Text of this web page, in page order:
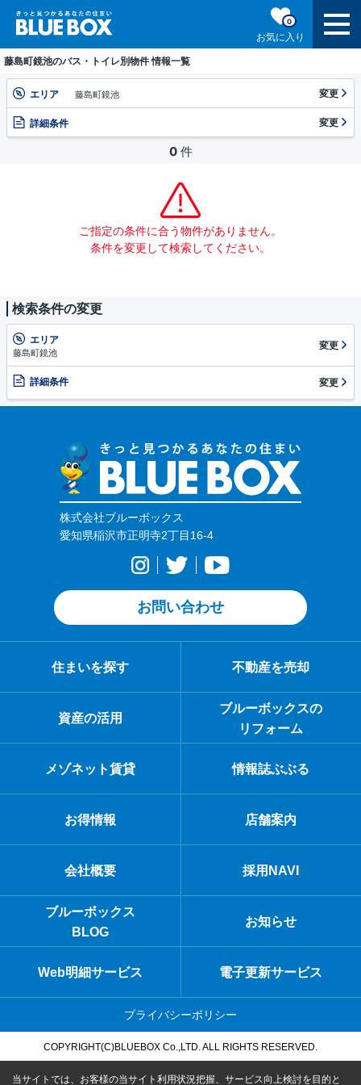
お気に入り
0
藤島町鏡池のバス・トイレ別物件 情報一覧
エリア 藤島町鏡池 変更
詳細条件 変更
0 件
ご指定の条件に合う物件がありません。
条件を変更して検索してください。
検索条件の変更
エリア
藤島町鏡池
変更
詳細条件 変更
株式会社ブルーボックス
愛知県稲沢市正明寺2丁目16-4
お問い合わせ
住まいを探す 不動産を売却
資産の活用
ブルーボックスの
リフォーム
メゾネット賃貸 情報誌ぶぶる
お得情報 店舗案内
会社概要 採用NAVI
ブルーボックス
BLOG
お知らせ
Web明細サービス 電子更新サービス
プライバシーポリシー
COPYRIGHT(C)BLUEBOX Co.,LTD. ALL RIGHTS RESERVED.
当サイトでは、お客様の当サイト利用状況把握、サービス向上検討を目的と